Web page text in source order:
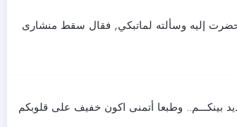
إليه وسألته لماتبكي, فقال سقط منشارى
بينكـــم.. وطبعا أتمنى اكون خفيف على قلوبكم